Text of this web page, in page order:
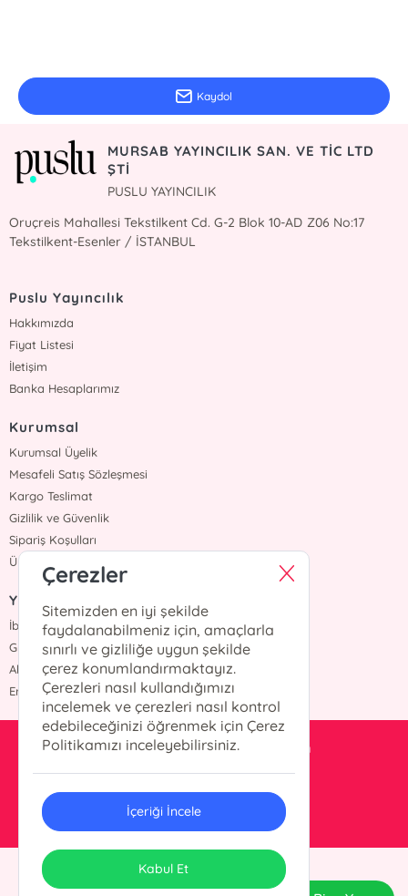
Kaydol
MURSAB YAYINCILIK SAN. VE TİC LTD
ŞTİ
PUSLU YAYINCILIK
Oruçreis Mahallesi Tekstilkent Cd. G-2 Blok 10-AD Z06 No:17
Tekstilkent-Esenler / İSTANBUL
Puslu Yayıncılık
Hakkımızda
Fiyat Listesi
İletişim
Banka Hesaplarımız
Kurumsal
Kurumsal Üyelik
Mesafeli Satış Sözleşmesi
Kargo Teslimat
Gizlilik ve Güvenlik
Sipariş Koşulları
Üyelik Sözleşmesi
Yazarlar
İbrahim Balcı
Grimm Kardeşler
Ahmet Hür
Erdem Yücel
pusluyayincilik@gmail.com
0 532 605 97 82
Tasarım & Uygulama
Çerezler
Sitemizden en iyi şekilde
faydalanabilmeniz için, amaçlarla
sınırlı ve gizliliğe uygun şekilde
çerez konumlandırmaktayız.
Çerezleri nasıl kullandığımızı
incelemek ve çerezleri nasıl kontrol
edebileceğinizi öğrenmek için Çerez
Politikamızı inceleyebilirsiniz.
İçeriği İncele
Kabul Et